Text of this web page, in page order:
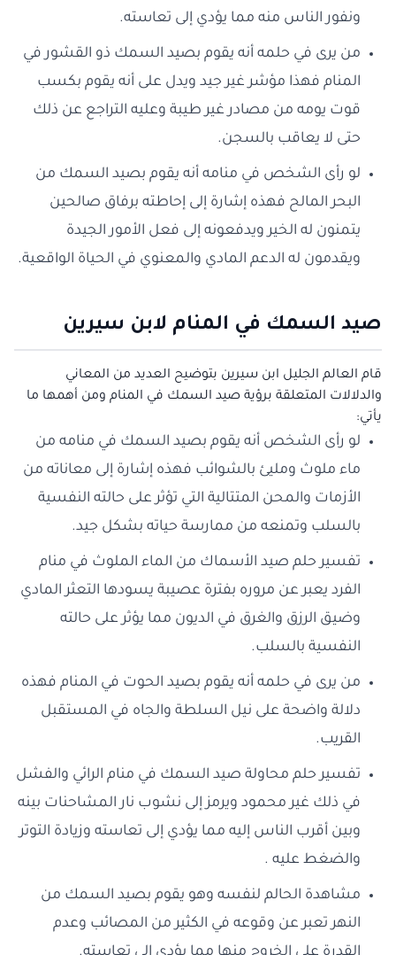
ونفور الناس منه مما يؤدي إلى تعاسته.
من يرى في حلمه أنه يقوم بصيد السمك ذو القشور في
المنام فهذا مؤشر غير جيد ويدل على أنه يقوم بكسب
قوت يومه من مصادر غير طيبة وعليه التراجع عن ذلك
حتى لا يعاقب بالسجن.
لو رأى الشخص في منامه أنه يقوم بصيد السمك من
البحر المالح فهذه إشارة إلى إحاطته برفاق صالحين
يتمنون له الخير ويدفعونه إلى فعل الأمور الجيدة
ويقدمون له الدعم المادي والمعنوي في الحياة الواقعية.
صيد السمك في المنام لابن سيرين
قام العالم الجليل ابن سيرين بتوضيح العديد من المعاني
والدلالات المتعلقة برؤية صيد السمك في المنام ومن أهمها ما
يأتي:
لو رأى الشخص أنه يقوم بصيد السمك في منامه من
ماء ملوث ومليئ بالشوائب فهذه إشارة إلى معاناته من
الأزمات والمحن المتتالية التي تؤثر على حالته النفسية
بالسلب وتمنعه من ممارسة حياته بشكل جيد.
تفسير حلم صيد الأسماك من الماء الملوث في منام
الفرد يعبر عن مروره بفترة عصيبة يسودها التعثر المادي
وضيق الرزق والغرق في الديون مما يؤثر على حالته
النفسية بالسلب.
من يرى في حلمه أنه يقوم بصيد الحوت في المنام فهذه
دلالة واضحة على نيل السلطة والجاه في المستقبل
القريب.
تفسير حلم محاولة صيد السمك في منام الرائي والفشل
في ذلك غير محمود ويرمز إلى نشوب نار المشاحنات بينه
وبين أقرب الناس إليه مما يؤدي إلى تعاسته وزيادة التوتر
والضغط عليه .
مشاهدة الحالم لنفسه وهو يقوم بصيد السمك من
النهر تعبر عن وقوعه في الكثير من المصائب وعدم